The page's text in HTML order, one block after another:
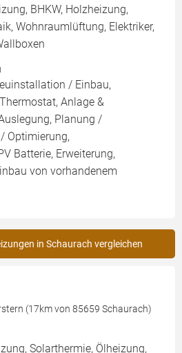
BHKW, Holzheizung,
Wohnraumlüftung, Elektriker,
/ Einbau,
Anlage &
Planung /
Optimierung,
Batterie, Erweiterung,
von vorhandenem
in Schaurach vergleichen
(17km von 85659 Schaurach)
Solarthermie, Ölheizung,